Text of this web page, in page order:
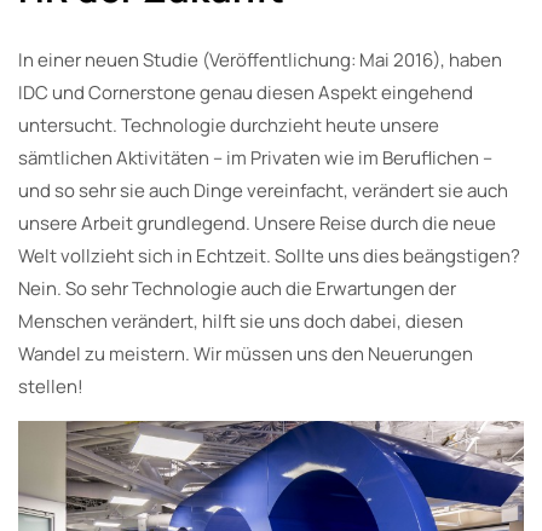
In einer neuen Studie (Veröffentlichung: Mai 2016), haben
IDC und Cornerstone genau diesen Aspekt eingehend
untersucht. Technologie durchzieht heute unsere
sämtlichen Aktivitäten – im Privaten wie im Beruflichen –
und so sehr sie auch Dinge vereinfacht, verändert sie auch
unsere Arbeit grundlegend. Unsere Reise durch die neue
Welt vollzieht sich in Echtzeit. Sollte uns dies beängstigen?
Nein. So sehr Technologie auch die Erwartungen der
Menschen verändert, hilft sie uns doch dabei, diesen
Wandel zu meistern. Wir müssen uns den Neuerungen
stellen!